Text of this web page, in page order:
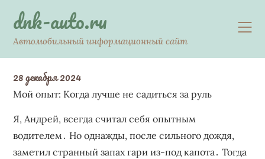
contentdnk-auto.ru
Автомобильный информационный сайт
28 декабря 2024
Мой опыт: Когда лучше не садиться за руль
Я‚ Андрей‚ всегда считал себя опытным
водителем․ Но однажды‚ после сильного дождя‚
заметил странный запах гари из-под капота․ Тогда